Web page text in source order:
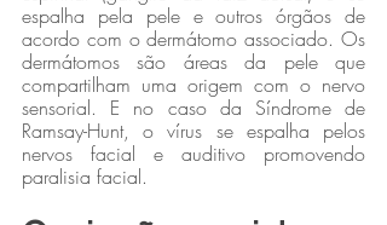
espalha pela pele e outros órgãos de
acordo com o dermátomo associado. Os
dermátomos são áreas da pele que
compartilham uma origem com o nervo
sensorial. E no caso da Síndrome de
Ramsay-Hunt, o vírus se espalha pelos
nervos facial e auditivo promovendo
paralisia facial.